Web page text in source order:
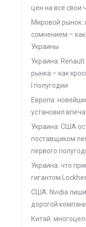
цен на все свои
Мировой рынок:
сомнением –
Украины
Украина:
рынка – как
I полугодии
Европа:
установил
Украина: США
поставщиком
первого
Украина: что
гигантом
США: Nvidia
дорогой
Китай: